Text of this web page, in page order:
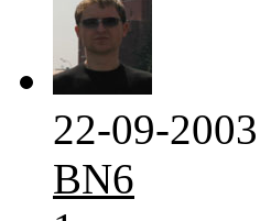
22-09-2003
BN6